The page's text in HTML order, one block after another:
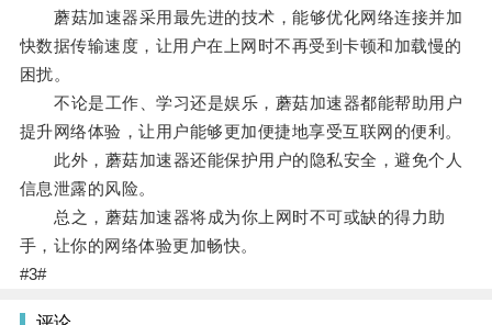
蘑菇加速器采用最先进的技术，能够优化网络连接并加
快数据传输速度，让用户在上网时不再受到卡顿和加载慢的
困扰。
不论是工作、学习还是娱乐，蘑菇加速器都能帮助用户
提升网络体验，让用户能够更加便捷地享受互联网的便利。
此外，蘑菇加速器还能保护用户的隐私安全，避免个人
信息泄露的风险。
总之，蘑菇加速器将成为你上网时不可或缺的得力助
手，让你的网络体验更加畅快。
#3#